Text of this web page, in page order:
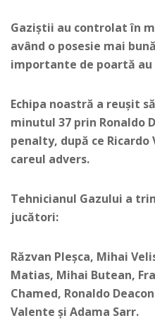
Gaziștii au controlat în
având o posesie mai
importante de poartă
Echipa noastră a reușit
minutul 37 prin Ronaldo
penalty, după ce
careul advers.
Tehnicianul Gazului a
jucători:
Răzvan Pleșca, Mihai
Matias, Mihai Butean,
Chamed, Ronaldo
Valente și Adama Sarr.